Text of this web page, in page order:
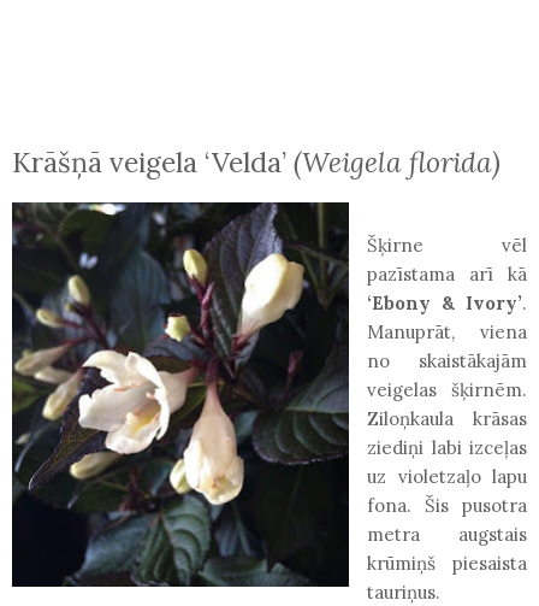
Krāšņā veigela ‘Velda’ (Weigela florida)
Šķirne vēl
pazīstama arī kā
‘Ebony & Ivory’.
Manuprāt, viena
no skaistākajām
veigelas šķirnēm.
Ziloņkaula krāsas
ziediņi labi izceļas
uz violetzaļo lapu
fona. Šis pusotra
metra augstais
krūmiņš piesaista
tauriņus.